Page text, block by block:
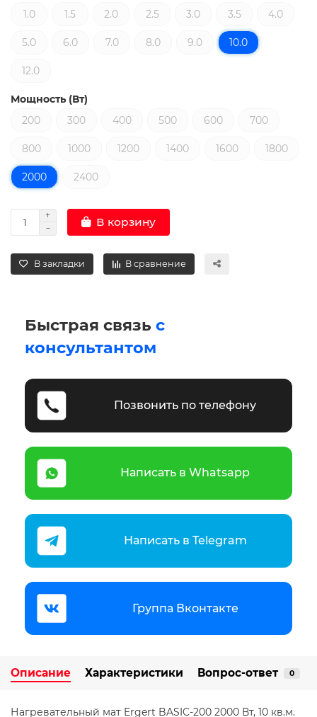
1.0
1.5 2.0 2.5 3.0 3.5 4.0
5.0 6.0 7.0 8.0 9.0 10.0
12.0
Мощность (Вт)
200
300 400 500 600 700
800 1000 1200 1400 1600 1800
2000 2400
В корзину
В закладки В сравнение
Быстрая связь с
консультантом
Позвонить по телефону
Написать в Whatsapp
Написать в Telegram
Группа Вконтакте
Описание Характеристики Вопрос-ответ 0
Нагревательный мат Ergert BASIC-200 2000 Вт, 10 кв.м.